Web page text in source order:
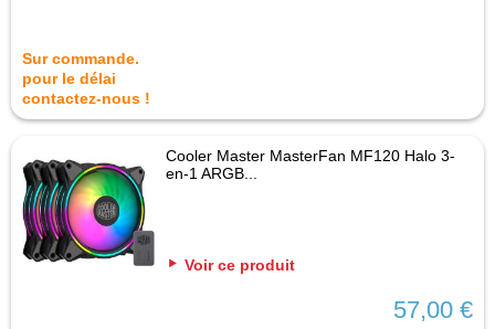
Sur commande.
pour le délai
contactez-nous !
Cooler Master MasterFan MF120 Halo 3-
en-1 ARGB...
Voir ce produit
57,00 €